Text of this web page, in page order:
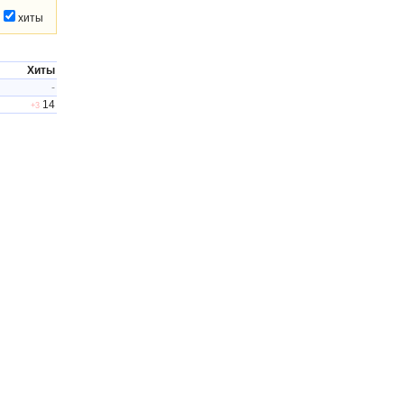
хиты
Хиты
-
+3 14